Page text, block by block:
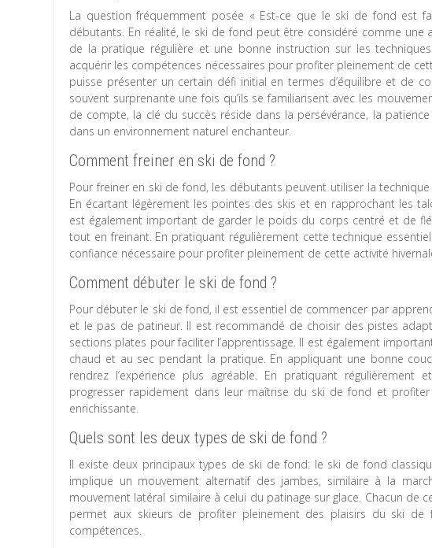
La question fréquemment posée « Est-ce que le ski de fond est
débutants. En réalité, le ski de fond peut être considéré comme une
de la pratique régulière et une bonne instruction sur les
acquérir les compétences nécessaires pour profiter pleinement de
puisse présenter un certain défi initial en termes d’équilibre et de
souvent surprenante une fois qu’ils se familiarisent avec les
de compte, la clé du succès réside dans la persévérance, la
dans un environnement naturel enchanteur.
Comment freiner en ski de fond ?
Pour freiner en ski de fond, les débutants peuvent utiliser la
En écartant légèrement les pointes des skis et en rapprochant les
est également important de garder le poids du corps centré et de
tout en freinant. En pratiquant régulièrement cette technique
confiance nécessaire pour profiter pleinement de cette activité
Comment débuter le ski de fond ?
Pour débuter le ski de fond, il est essentiel de commencer par
et le pas de patineur. Il est recommandé de choisir des pistes
sections plates pour faciliter l’apprentissage. Il est également
chaud et au sec pendant la pratique. En appliquant une bonne
rendrez l’expérience plus agréable. En pratiquant
progresser rapidement dans leur maîtrise du ski de fond et
enrichissante.
Quels sont les deux types de ski de fond ?
Il existe deux principaux types de ski de fond: le ski de fond
implique un mouvement alternatif des jambes, similaire à la
mouvement latéral similaire à celui du patinage sur glace. Chacun de
permet aux skieurs de profiter pleinement des plaisirs du ski
compétences.